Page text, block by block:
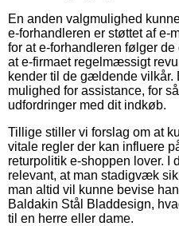
En anden valgmulighed
e-forhandleren er støttet af e-
for at e-forhandleren følger
at e-firmaet regelmæssigt
kender til de gældende vilkår.
mulighed for assistance, for
udfordringer med dit indkøb.
Tillige stiller vi forslag om at
vitale regler der kan influere
returpolitik e-shoppen lover. I
relevant, at man stadigvæk
man altid vil kunne bevise
Baldakin Stål Bladdesign,
til en herre eller dame.